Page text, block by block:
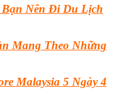
Nên Đi Du Lịch
Mang Theo Những
Malaysia 5 Ngày 4